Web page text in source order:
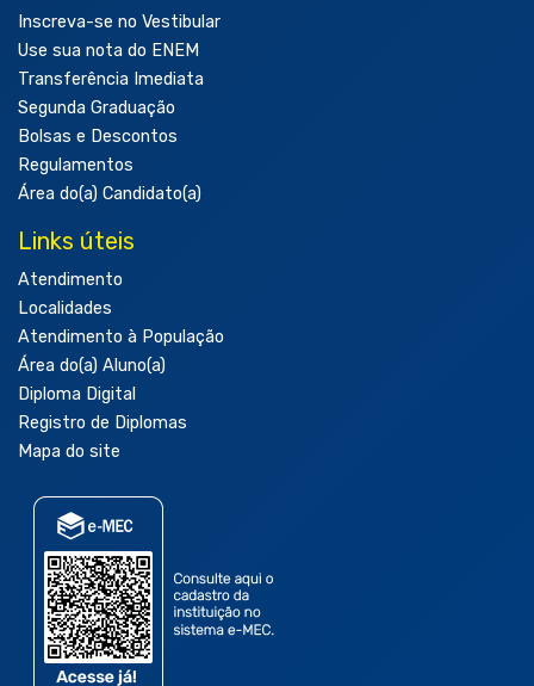
Inscreva-se no Vestibular
Use sua nota do ENEM
Transferência Imediata
Segunda Graduação
Bolsas e Descontos
Regulamentos
Área do(a) Candidato(a)
Links úteis
Atendimento
Localidades
Atendimento à População
Área do(a) Aluno(a)
Diploma Digital
Registro de Diplomas
Mapa do site